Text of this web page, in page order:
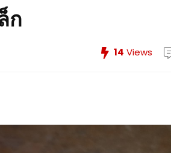
ก
14 Views